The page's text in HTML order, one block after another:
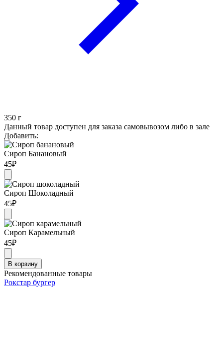
350 г
Данный товар доступен для заказа самовывозом либо в зале
Добавить:
Сироп Банановый
45₽
Сироп Шоколадный
45₽
Сироп Карамельный
45₽
В корзину
Рекомендованные товары
Рокстар бургер